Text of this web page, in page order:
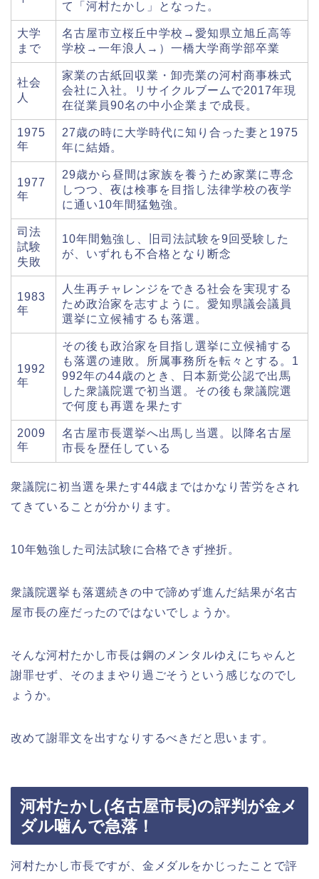
て「河村たかし」となった。
大学
まで
名古屋市立桜丘中学校→愛知県立旭丘高等
学校→一年浪人→）一橋大学商学部卒業
社会
人
家業の古紙回収業・卸売業の河村商事株式
会社に入社。リサイクルブームで2017年現
在従業員90名の中小企業まで成長。
1975
年
27歳の時に大学時代に知り合った妻と1975
年に結婚。
1977
年
29歳から昼間は家族を養うため家業に専念
しつつ、夜は検事を目指し法律学校の夜学
に通い10年間猛勉強。
司法
試験
失敗
10年間勉強し、旧司法試験を9回受験した
が、いずれも不合格となり断念
1983
年
人生再チャレンジをできる社会を実現する
ため政治家を志すように。愛知県議会議員
選挙に立候補するも落選。
1992
年
その後も政治家を目指し選挙に立候補する
も落選の連敗。所属事務所を転々とする。1
992年の44歳のとき、日本新党公認で出馬
した衆議院選で初当選。その後も衆議院選
で何度も再選を果たす
2009
年
名古屋市長選挙へ出馬し当選。以降名古屋
市長を歴任している
衆議院に初当選を果たす44歳まではかなり苦労をされ
てきていることが分かります。
10年勉強した司法試験に合格できず挫折。
衆議院選挙も落選続きの中で諦めず進んだ結果が名古
屋市長の座だったのではないでしょうか。
そんな河村たかし市長は鋼のメンタルゆえにちゃんと
謝罪せず、そのままやり過ごそうという感じなのでし
ょうか。
改めて謝罪文を出すなりするべきだと思います。
河村たかし(名古屋市長)の評判が金メ
ダル噛んで急落！
河村たかし市長ですが、金メダルをかじったことで評